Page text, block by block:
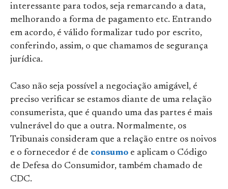
interessante para todos, seja remarcando a data,
melhorando a forma de pagamento etc. Entrando
em acordo, é válido formalizar tudo por escrito,
conferindo, assim, o que chamamos de segurança
jurídica.
Caso não seja possível a negociação amigável, é
preciso verificar se estamos diante de uma relação
consumerista, que é quando uma das partes é mais
vulnerável do que a outra. Normalmente, os
Tribunais consideram que a relação entre os noivos
e o fornecedor é de consumo e aplicam o Código
de Defesa do Consumidor, também chamado de
CDC.